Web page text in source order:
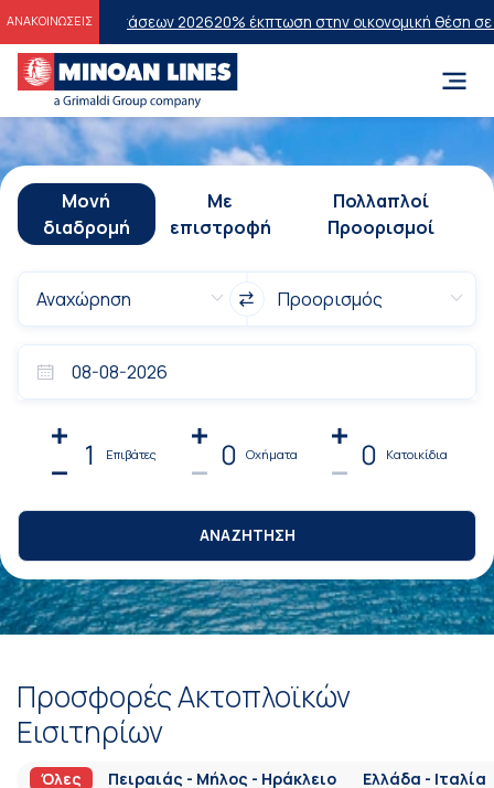
ΑΝΑΚΟΙΝΩΣΕΙΣ
2026 20% έκπτωση στην οικονομική θέση σε επιλεγμένα
Μονή
διαδρομή
Με
επιστροφή
Πολλαπλοί
Προορισμοί
1 Επιβάτες 0 Οχήματα 0 Κατοικίδια
ΑΝΑΖΗΤΗΣΗ
Προσφορές Ακτοπλοϊκών
Εισιτηρίων
Όλες Πειραιάς - Μήλος - Ηράκλειο Ελλάδα - Ιταλία